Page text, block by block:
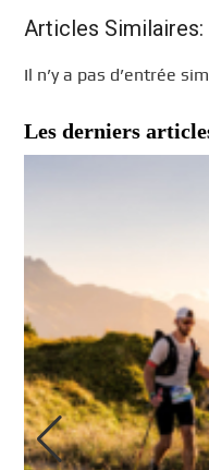
Articles Similaires:
Il n’y a pas d’entrée
Les derniers